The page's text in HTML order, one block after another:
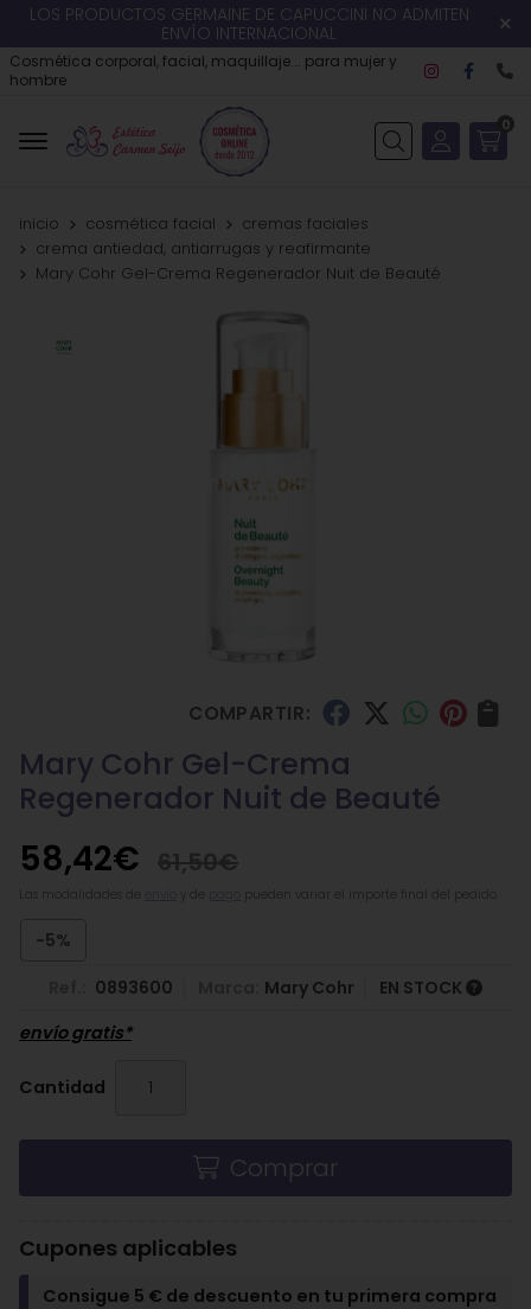
LOS PRODUCTOS GERMAINE DE CAPUCCINI NO ADMITEN
ENVÍO INTERNACIONAL
Cosmética corporal, facial, maquillaje... para mujer y
hombre
Buscar
0
inicio cosmética facial
cremas faciales
crema antiedad, antiarrugas y reafirmante
Mary Cohr Gel-Crema Regenerador Nuit de Beauté
COMPARTIR:
Mary Cohr Gel-Crema
Regenerador Nuit de Beauté
58,42€
pueden variar el importe final del pedido.
-5%
0893600 Mary Cohr
EN STOCK
envío gratis*
Cantidad
Comprar
Cupones aplicables
Consigue 5 € de descuento en tu primera compra